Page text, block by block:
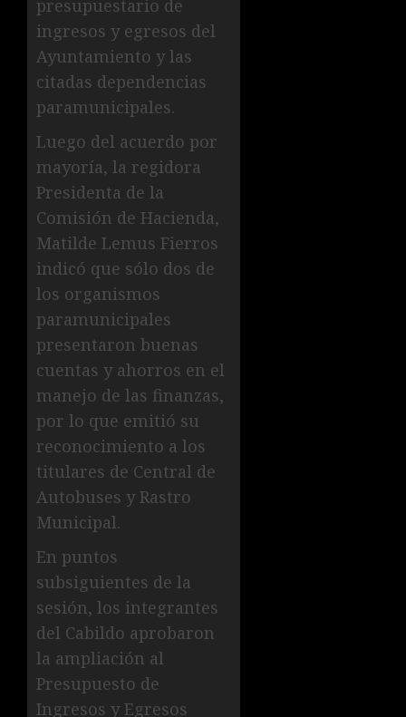
presupuestario de
ingresos y egresos del
Ayuntamiento y las
citadas dependencias
paramunicipales.
Luego del acuerdo por
mayoría, la regidora
Presidenta de la
Comisión de Hacienda,
Matilde Lemus Fierros
indicó que sólo dos de
los organismos
paramunicipales
presentaron buenas
cuentas y ahorros en el
manejo de las finanzas,
por lo que emitió su
reconocimiento a los
titulares de Central de
Autobuses y Rastro
Municipal.
En puntos
subsiguientes de la
sesión, los integrantes
del Cabildo aprobaron
la ampliación al
Presupuesto de
Ingresos y Egresos